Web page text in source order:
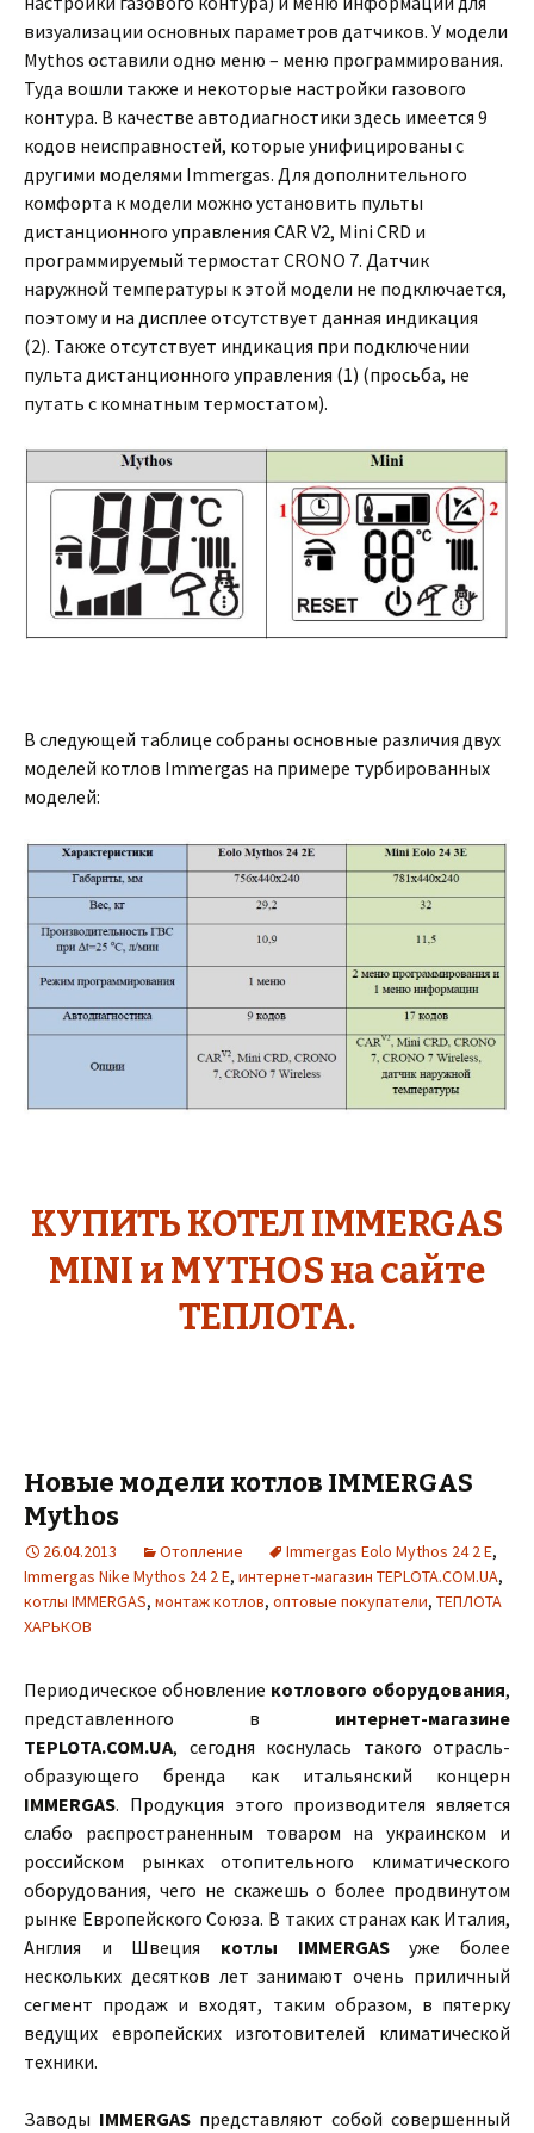
визуализации основных параметров датчиков. У модели
Mythos оставили одно меню – меню программирования.
Туда вошли также и некоторые настройки газового
контура. В качестве автодиагностики здесь имеется 9
кодов неисправностей, которые унифицированы с
другими моделями Immergas. Для дополнительного
комфорта к модели можно установить пульты
дистанционного управления CAR V2, Mini CRD и
программируемый термостат CRONO 7. Датчик
наружной температуры к этой модели не подключается,
поэтому и на дисплее отсутствует данная индикация
(2). Также отсутствует индикация при подключении
пульта дистанционного управления (1) (просьба, не
путать с комнатным термостатом).
В следующей таблице собраны основные различия двух
моделей котлов Immergas на примере турбированных
моделей:
КУПИТЬ КОТЕЛ IMMERGAS
MINI и MYTHOS на сайте
ТЕПЛОТА.
Новые модели котлов IMMERGAS
Mythos
26.04.2013 Отопление Immergas Eolo Mythos 24 2 E,
Immergas Nike Mythos 24 2 E, интернет-магазин TEPLOTA.COM.UA,
котлы IMMERGAS, монтаж котлов, оптовые покупатели, ТЕПЛОТА
ХАРЬКОВ
Периодическое обновление котлового оборудования,
представленного в интернет-магазине
TEPLOTA.COM.UA, сегодня коснулась такого отрасль-
образующего бренда как итальянский концерн
IMMERGAS. Продукция этого производителя является
слабо распространенным товаром на украинском и
российском рынках отопительного климатического
оборудования, чего не скажешь о более продвинутом
рынке Европейского Союза. В таких странах как Италия,
Англия и Швеция котлы IMMERGASуже более
нескольких десятков лет занимают очень приличный
сегмент продаж и входят, таким образом, в пятерку
ведущих европейских изготовителей климатической
техники.
Заводы IMMERGAS представляют собой совершенный